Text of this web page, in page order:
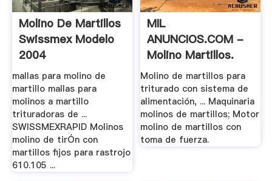
Molino De Martillos
Swissmex Modelo
2004
mallas para molino de
martillo mallas para
molinos a martillo
trituradoras de ...
SWISSMEXRAPID Molinos
molino de tirÓn con
martillos fijos para rastrojo
610.105 ...
MIL
ANUNCIOS.COM -
Molino Martillos.
Motor .
Molino de martillos para
triturado con sistema de
alimentación, ... Maquinaria
molinos de martillos; Motor
molino de martillos con
toma de fuerza.